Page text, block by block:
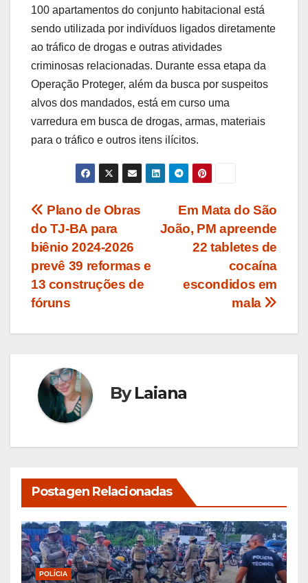
100 apartamentos do conjunto habitacional está
sendo utilizada por indivíduos ligados diretamente
ao tráfico de drogas e outras atividades
criminosas relacionadas. Durante essa etapa da
Operação Proteger, além da busca por suspeitos
alvos dos mandados, está em curso uma
varredura em busca de drogas, armas, materiais
para o tráfico e outros itens ilícitos.
Navegação
de
Post
Em Mata do São
João, PM apreende
22 tabletes de
cocaína
escondidos em
mala
Plano de Obras
do TJ-BA para
biênio 2024-2026
prevê 39 reformas e
13 construções de
fóruns
ByLaiana
Postagen Relacionadas
POLÍCIA